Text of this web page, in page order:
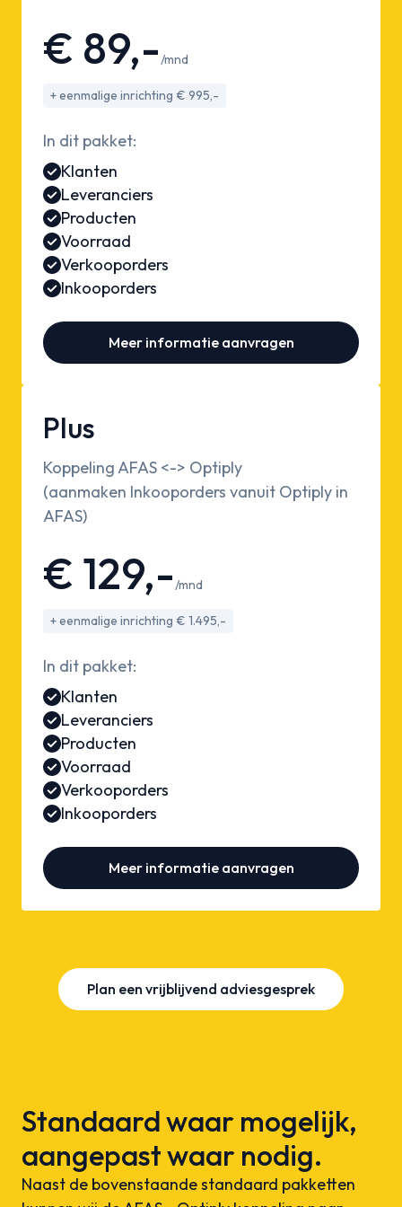
€ 89,-/mnd
+ eenmalige inrichting € 995,-
In dit pakket:
Klanten
Leveranciers
Producten
Voorraad
Verkooporders
Inkooporders
Meer informatie aanvragen
Plus
Koppeling AFAS <-> Optiply
(aanmaken Inkooporders vanuit Optiply in
AFAS)
€ 129,-/mnd
+ eenmalige inrichting € 1.495,-
In dit pakket:
Klanten
Leveranciers
Producten
Voorraad
Verkooporders
Inkooporders
Meer informatie aanvragen
Plan een vrijblijvend adviesgesprek
Standaard waar mogelijk,
aangepast waar nodig.
Naast de bovenstaande standaard pakketten